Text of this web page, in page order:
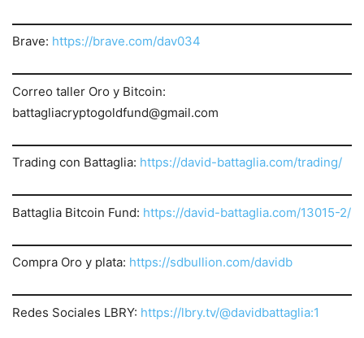
Brave: https://brave.com/dav034
Correo taller Oro y Bitcoin:
battagliacryptogoldfund@gmail.com
Trading con Battaglia: https://david-battaglia.com/trading/
Battaglia Bitcoin Fund: https://david-battaglia.com/13015-2/
Compra Oro y plata: https://sdbullion.com/davidb
Redes Sociales LBRY: https://lbry.tv/@davidbattaglia:1